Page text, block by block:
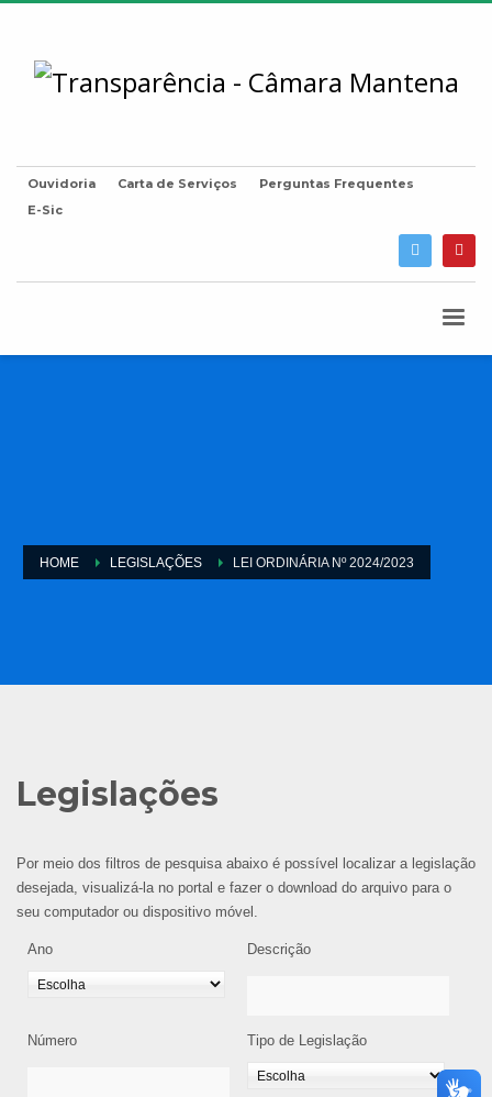
Ouvidoria Carta de Serviços
Perguntas Frequentes
E-Sic
HOME LEGISLAÇÕES LEI ORDINÁRIA Nº 2024/2023
Legislações
Por meio dos filtros de pesquisa abaixo é possível localizar a legislação
desejada, visualizá-la no portal e fazer o download do arquivo para o
seu computador ou dispositivo móvel.
Ano Descrição
Número Tipo de Legislação